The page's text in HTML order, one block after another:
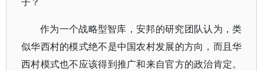
作为一个战略型智库，安邦的研究团队认为，类
似华西村的模式绝不是中国农村发展的方向，而且华
西村模式也不应该得到推广和来自官方的政治肯定。